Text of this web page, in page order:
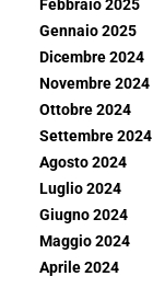
Febbraio 2025
Gennaio 2025
Dicembre 2024
Novembre 2024
Ottobre 2024
Settembre 2024
Agosto 2024
Luglio 2024
Giugno 2024
Maggio 2024
Aprile 2024